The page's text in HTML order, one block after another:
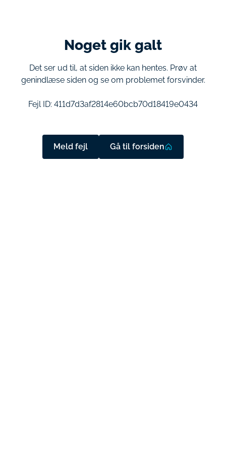
Noget gik galt
Det ser ud til, at siden ikke kan hentes. Prøv at
genindlæse siden og se om problemet forsvinder.
Fejl ID: 411d7d3af2814e60bcb70d18419e0434
Meld fejl Gå til forsiden